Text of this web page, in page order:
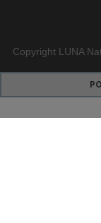
Copyright LUNA